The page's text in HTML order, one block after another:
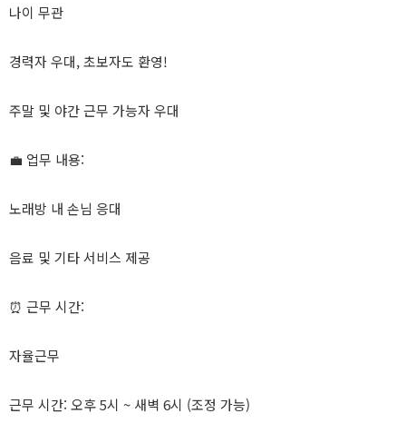
나이 무관
경력자 우대, 초보자도 환영!
주말 및 야간 근무 가능자 우대
💼 업무 내용:
노래방 내 손님 응대
음료 및 기타 서비스 제공
⏰ 근무 시간:
자율근무
근무 시간: 오후 5시 ~ 새벽 6시 (조정 가능)